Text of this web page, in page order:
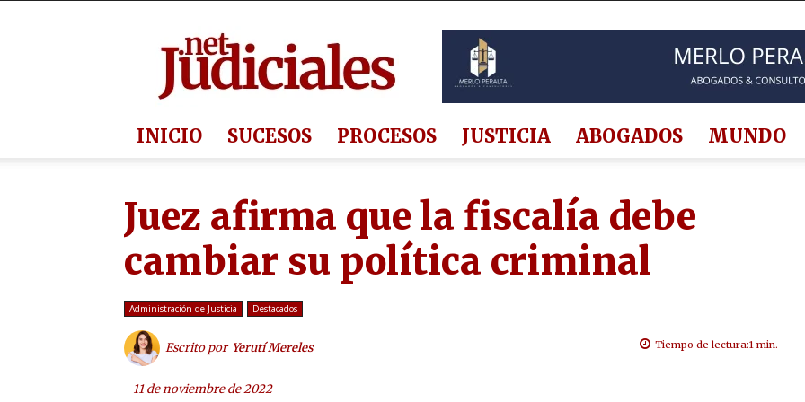
INICIO SUCESOS PROCESOS JUSTICIA ABOGADOS MUNDO
Juez afirma que la fiscalía debe
cambiar su política criminal
Administración de Justicia Destacados
Escrito por Yerutí Mereles
11 de noviembre de 2022
Tiempo de lectura:1 min.